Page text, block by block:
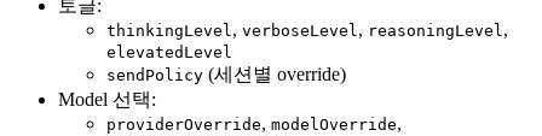
토글:
thinkingLevel, verboseLevel, reasoningLevel,
elevatedLevel
sendPolicy (세션별 override)
Model 선택:
providerOverride, modelOverride,